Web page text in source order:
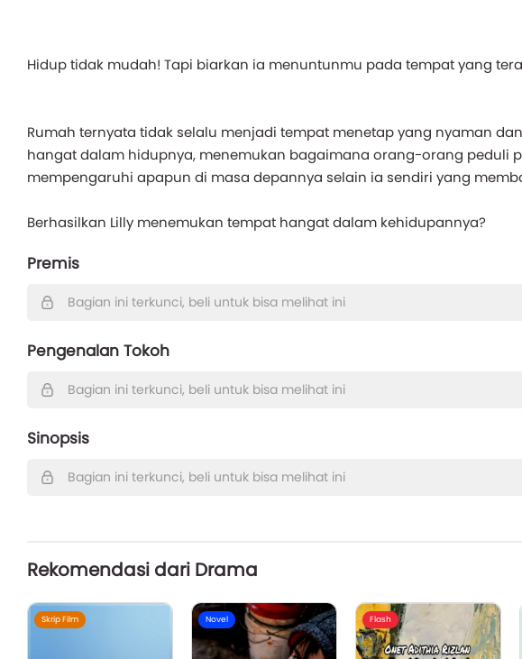
Hidup tidak mudah! Tapi biarkan ia menuntunmu pada tempat yang
Rumah ternyata tidak selalu menjadi tempat menetap yang nyaman
hangat dalam hidupnya, menemukan bagaimana orang-orang peduli
mempengaruhi apapun di masa depannya selain ia sendiri yang
Berhasilkan Lilly menemukan tempat hangat dalam kehidupannya?
Premis
Bagian ini terkunci, beli untuk bisa melihat ini
Pengenalan Tokoh
Bagian ini terkunci, beli untuk bisa melihat ini
Sinopsis
Bagian ini terkunci, beli untuk bisa melihat ini
Rekomendasi dari Drama
Skrip Film Novel Flash